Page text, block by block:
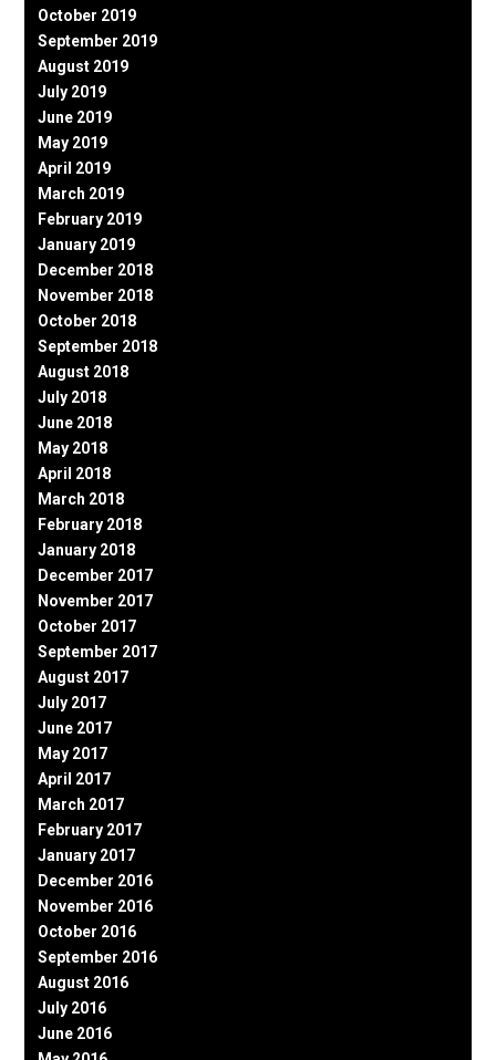
October 2019
September 2019
August 2019
July 2019
June 2019
May 2019
April 2019
March 2019
February 2019
January 2019
December 2018
November 2018
October 2018
September 2018
August 2018
July 2018
June 2018
May 2018
April 2018
March 2018
February 2018
January 2018
December 2017
November 2017
October 2017
September 2017
August 2017
July 2017
June 2017
May 2017
April 2017
March 2017
February 2017
January 2017
December 2016
November 2016
October 2016
September 2016
August 2016
July 2016
June 2016